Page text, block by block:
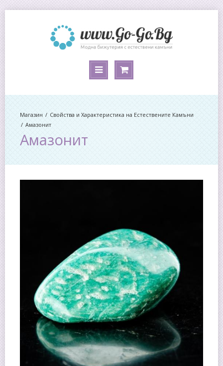
Магазин
Свойства и Характеристика на Естествените Камъни
Амазонит
Амазонит